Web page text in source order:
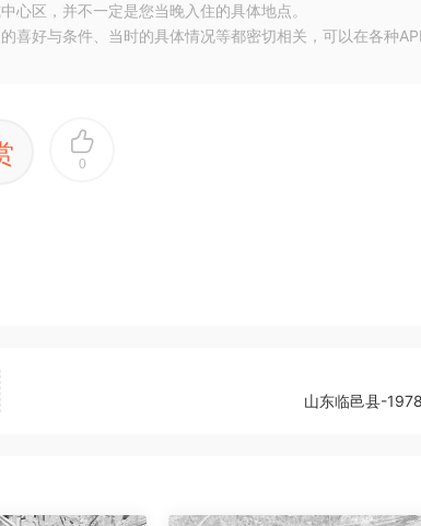
心区，并不一定是您当晚入住的具体地点。
喜好与条件、当时的具体情况等都密切相关，可以在各种
0
山东临邑县-